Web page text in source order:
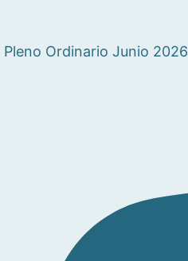
Pleno Ordinario Junio 2026